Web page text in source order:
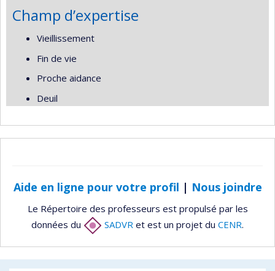
Champ d’expertise
Vieillissement
Fin de vie
Proche aidance
Deuil
Aide en ligne pour votre profil | Nous joindre
Le Répertoire des professeurs est propulsé par les
données du
SADVR et est un projet du CENR.